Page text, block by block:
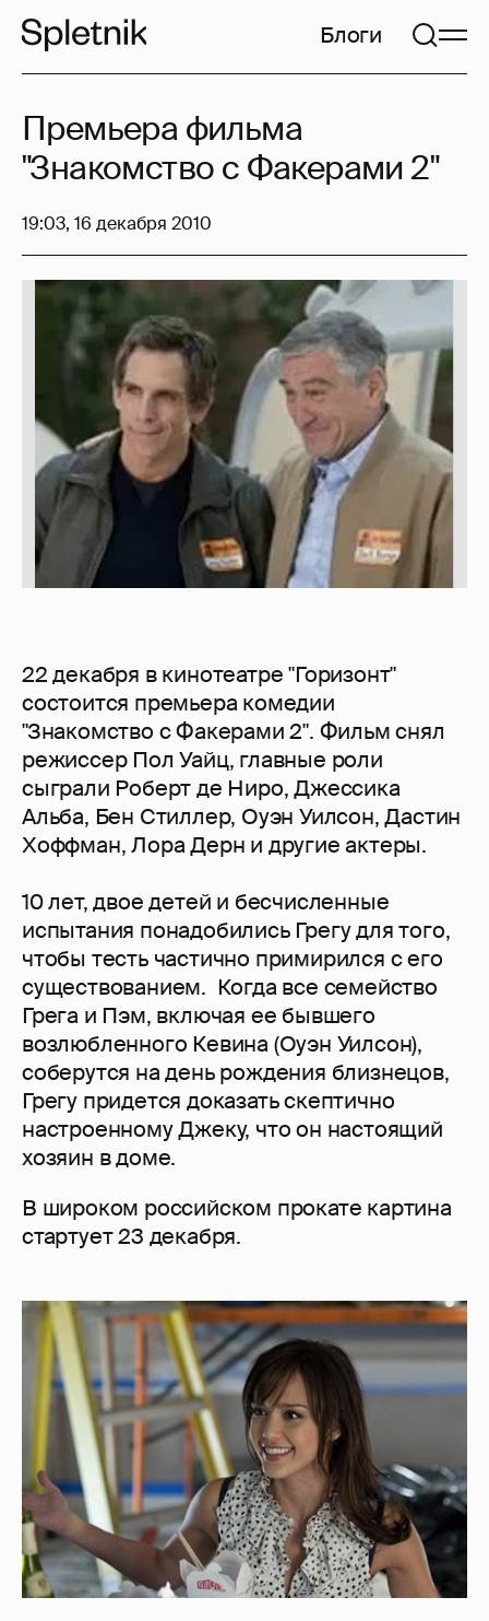
Блоги
22 декабря в кинотеатре "Горизонт"
состоится премьера комедии
"Знакомство с Факерами 2". Фильм снял
режиссер Пол Уайц, главные роли
сыграли Роберт де Ниро, Джессика
Альба, Бен Стиллер, Оуэн Уилсон, Дастин
Хоффман, Лора Дерн и другие актеры.
10 лет, двое детей и бесчисленные
испытания понадобились Грегу для того,
чтобы тесть частично примирился с его
существованием. Когда все семейство
Грега и Пэм, включая ее бывшего
возлюбленного Кевина (Оуэн Уилсон),
соберутся на день рождения близнецов,
Грегу придется доказать скептично
настроенному Джеку, что он настоящий
хозяин в доме.
В широком российском прокате картина
стартует 23 декабря.
Премьера фильма
"Знакомство с Факерами 2"
19:03, 16 декабря 2010